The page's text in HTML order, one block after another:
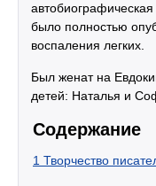
было полностью
воспаления легких.
Был женат на
детей: Наталья и
Содержание
1 Творчество